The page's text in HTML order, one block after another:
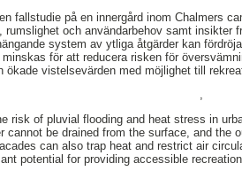
fallstudie på en innergård inom Chalmers
rumslighet och användarbehov samt insikter
system av ytliga åtgärder kan
för att reducera risken för
vistelsevärden med möjlighet till
,
risk of pluvial flooding and heat stress in
cannot be drained from the surface, and
can also trap heat and restrict air
potential for providing accessible